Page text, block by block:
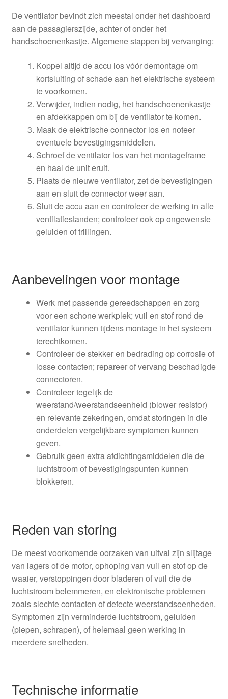
De ventilator bevindt zich meestal onder het dashboard
aan de passagierszijde, achter of onder het
handschoenenkastje. Algemene stappen bij vervanging:
Koppel altijd de accu los vóór demontage om
kortsluiting of schade aan het elektrische systeem
te voorkomen.
Verwijder, indien nodig, het handschoenenkastje
en afdekkappen om bij de ventilator te komen.
Maak de elektrische connector los en noteer
eventuele bevestigingsmiddelen.
Schroef de ventilator los van het montageframe
en haal de unit eruit.
Plaats de nieuwe ventilator, zet de bevestigingen
aan en sluit de connector weer aan.
Sluit de accu aan en controleer de werking in alle
ventilatiestanden; controleer ook op ongewenste
geluiden of trillingen.
Aanbevelingen voor montage
Werk met passende gereedschappen en zorg
voor een schone werkplek; vuil en stof rond de
ventilator kunnen tijdens montage in het systeem
terechtkomen.
Controleer de stekker en bedrading op corrosie of
losse contacten; repareer of vervang beschadigde
connectoren.
Controleer tegelijk de
weerstand/weerstandseenheid (blower resistor)
en relevante zekeringen, omdat storingen in die
onderdelen vergelijkbare symptomen kunnen
geven.
Gebruik geen extra afdichtingsmiddelen die de
luchtstroom of bevestigingspunten kunnen
blokkeren.
Reden van storing
De meest voorkomende oorzaken van uitval zijn slijtage
van lagers of de motor, ophoping van vuil en stof op de
waaier, verstoppingen door bladeren of vuil die de
luchtstroom belemmeren, en elektronische problemen
zoals slechte contacten of defecte weerstandseenheden.
Symptomen zijn verminderde luchtstroom, geluiden
(piepen, schrapen), of helemaal geen werking in
meerdere snelheden.
Technische informatie